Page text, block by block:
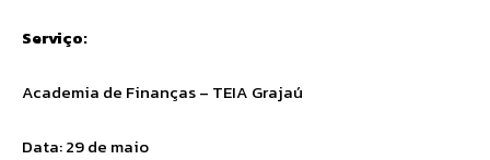
Serviço:
Academia de Finanças – TEIA Grajaú
Data: 29 de maio